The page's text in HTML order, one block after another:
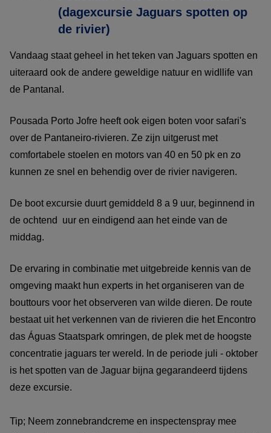
(dagexcursie Jaguars spotten op
de rivier)
Vandaag staat geheel in het teken van Jaguars spotten en
uiteraard ook de andere geweldige natuur en widllife van
de Pantanal.
Pousada Porto Jofre heeft ook eigen boten voor safari's
over de Pantaneiro-rivieren. Ze zijn uitgerust met
comfortabele stoelen en motors van 40 en 50 pk en zo
kunnen ze snel en behendig over de rivier navigeren.
De boot excursie duurt gemiddeld 8 a 9 uur, beginnend in
de ochtend uur en eindigend aan het einde van de
middag.
De ervaring in combinatie met uitgebreide kennis van de
omgeving maakt hun experts in het organiseren van de
bouttours voor het observeren van wilde dieren. De route
bestaat uit het verkennen van de rivieren die het Encontro
das Águas Staatspark omringen, de plek met de hoogste
concentratie jaguars ter wereld. In de periode juli - oktober
is het spotten van de Jaguar bijna gegarandeerd tijdens
deze excursie.
Tip; Neem zonnebrandcreme en inspectenspray mee